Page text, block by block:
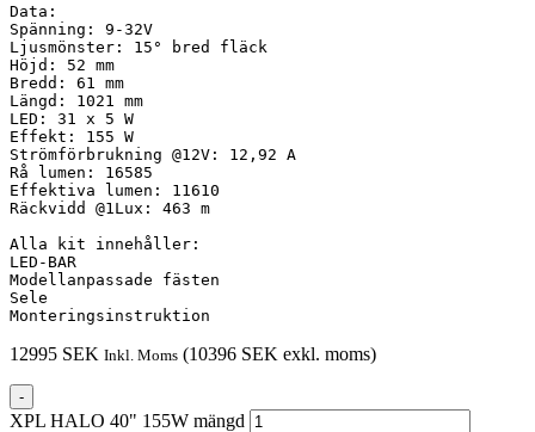
Data:
Spänning: 9-32V
Ljusmönster: 15° bred fläck
Höjd: 52 mm
Bredd: 61 mm
Längd: 1021 mm
LED: 31 x 5 W
Effekt: 155 W
Strömförbrukning @12V: 12,92 A
Rå lumen: 16585
Effektiva lumen: 11610
Räckvidd @1Lux: 463 m
Alla kit innehåller:
LED-BAR
Modellanpassade fästen
Sele
Monteringsinstruktion
12995 SEK Inkl. Moms (10396 SEK exkl. moms)
-
XPL HALO 40" 155W mängd